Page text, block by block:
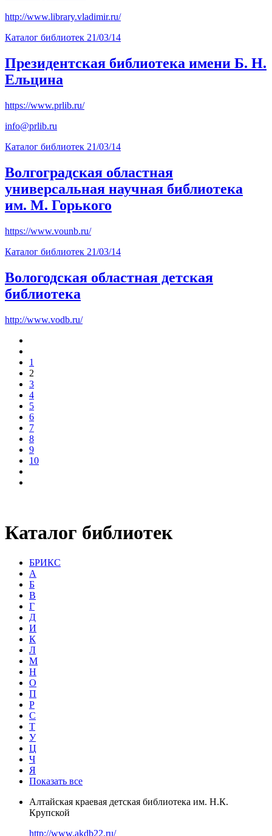
http://www.library.vladimir.ru/
Каталог библиотек 21/03/14
Президентская библиотека имени Б. Н.
Ельцина
https://www.prlib.ru/
info@prlib.ru
Каталог библиотек 21/03/14
Волгоградская областная
универсальная научная библиотека
им. М. Горького
https://www.vounb.ru/
Каталог библиотек 21/03/14
Вологодская областная детская
библиотека
http://www.vodb.ru/
1
2
3
4
5
6
7
8
9
10
Каталог библиотек
БРИКС
А
Б
В
Г
Д
И
К
Л
М
Н
О
П
Р
С
Т
У
Ц
Ч
Я
Показать все
Алтайская краевая детская библиотека им. Н.К.
Крупской
http://www.akdb22.ru/